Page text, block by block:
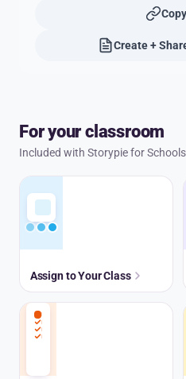
Create +
For your classroom
Included with Storypie for
Assign to Your Class